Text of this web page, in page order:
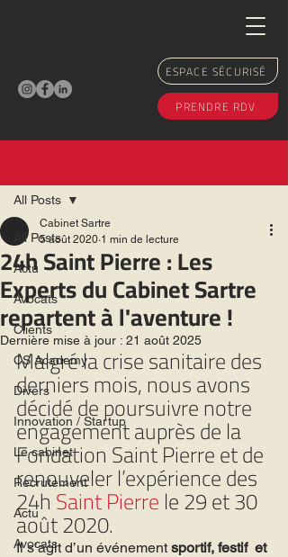
ESPACE SÉCURISÉ
PRENDRE RDV
All Posts
Actu
Avocats
Clients
CS Academy
Divers
Innovation / Startup
Le cabinet
Recrutement
Actu
Avocats
All Posts
24h Saint Pierre : Les
Experts du Cabinet Sartre
repartent à l'aventure !
Cabinet Sartre
5 août 2020 1 min de lecture
Dernière mise à jour : 21 août 2025
Malgré la crise sanitaire des
derniers mois, nous avons
décidé de poursuivre notre
engagement auprès de la
Fondation Saint Pierre et de
renouveler l’expérience des
24h Saint Pierre le 29 et 30
août 2020.
Il s’agit d’un événement sportif, festif  et